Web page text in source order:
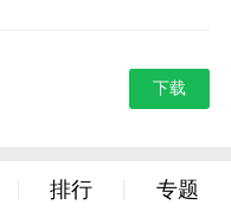
下载
排行 专题